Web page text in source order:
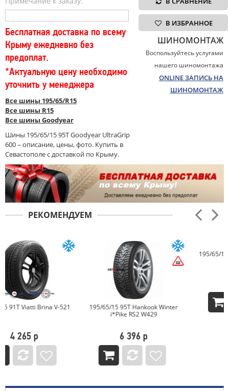
Бесплатная доставка по всему
Крыму ежедневно без
предоплат.
*Актуальную цену необходимо
уточнить у менеджера
Все шины 195/65/R15
Все шины R15
Все шины Goodyear
Шины 195/65/15 95T Goodyear UltraGrip
600 – описание, цены, фото. Купить в
Севастополе с доставкой по Крыму.
В ИЗБРАННОЕ
ШИНОМОНТАЖ
Воспользуйтесь услугами
нашего шиномонтажа
ONLINE ЗАПИСЬ НА
ШИНОМОНТАЖ
РЕКОМЕНДУЕМ
195/65/15 95T Hankook Winter
195/65/15 95T Ikon Nordman 5